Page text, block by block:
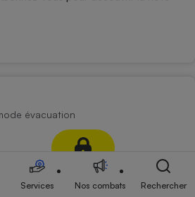
évacuation
Services Nos combats Rechercher